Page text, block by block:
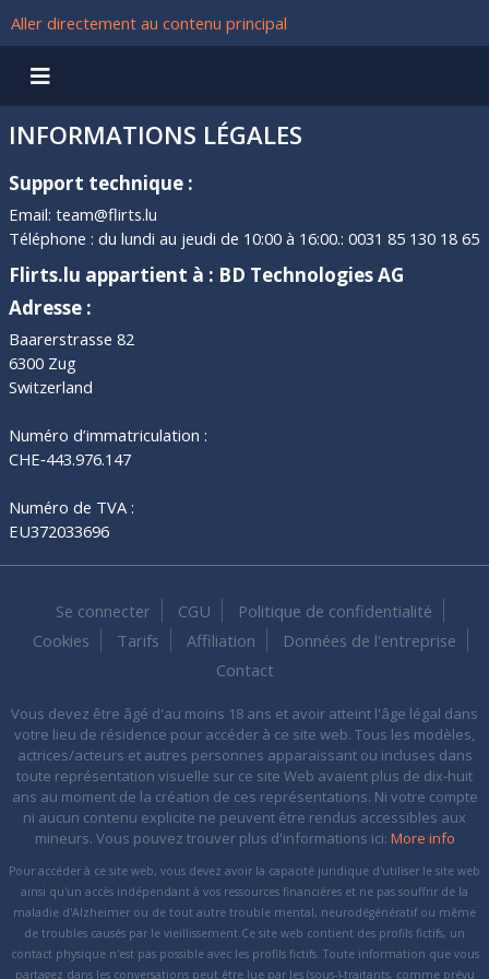
Aller directement au contenu principal
INFORMATIONS LÉGALES
Support technique :
Email: team@flirts.lu
Téléphone : du lundi au jeudi de 10:00 à 16:00.: 0031 85 130 18 65
Flirts.lu appartient à : BD Technologies AG
Adresse :
Baarerstrasse 82
6300 Zug
Switzerland
Numéro d’immatriculation :
CHE‑443.976.147
Numéro de TVA :
EU372033696
Se connecter CGU
Politique de confidentialité
Cookies
Tarifs Affiliation
Données de l'entreprise
Contact
Vous devez être âgé d'au moins 18 ans et avoir atteint l'âge légal dans
votre lieu de résidence pour accéder à ce site web. Tous les modèles,
actrices/acteurs et autres personnes apparaissant ou incluses dans
toute représentation visuelle sur ce site Web avaient plus de dix-huit
ans au moment de la création de ces représentations. Ni votre compte
ni aucun contenu explicite ne peuvent être rendus accessibles aux
mineurs. Vous pouvez trouver plus d'informations ici: More info
Pour accéder à ce site web, vous devez avoir la capacité juridique d'utiliser le site web
ainsi qu'un accès indépendant à vos ressources financières et ne pas souffrir de la
maladie d'Alzheimer ou de tout autre trouble mental, neurodégénératif ou même
de troubles causés par le vieillissement.Ce site web contient des profils fictifs, un
contact physique n'est pas possible avec les profils fictifs. Toute information que vous
partagez dans les conversations peut être lue par les (sous-)-traitants, comme prévu